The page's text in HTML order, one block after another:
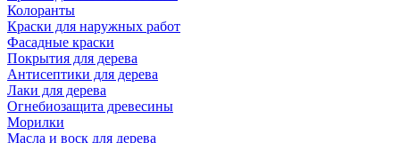
Колоранты
Краски для наружных работ
Фасадные краски
Покрытия для дерева
Антисептики для дерева
Лаки для дерева
Огнебиозащита древесины
Морилки
Масла и воск для дерева